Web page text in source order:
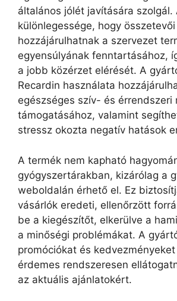
általános jólét javítására szolgál.
különlegessége, hogy összetevői
hozzájárulhatnak a szervezet
egyensúlyának fenntartásához,
a jobb közérzet elérését. A
Recardin használata
egészséges szív- és érrendszeri
támogatásához, valamint
stressz okozta negatív hatások
A termék nem kapható
gyógyszertárakban, kizárólag a
weboldalán érhető el. Ez
vásárlók eredeti, ellenőrzött
be a kiegészítőt, elkerülve a
a minőségi problémákat. A
promóciókat és
érdemes rendszeresen
az aktuális ajánlatokért.